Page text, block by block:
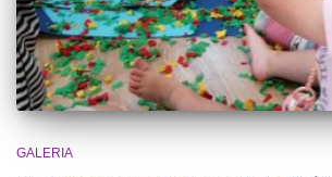
GALERIA